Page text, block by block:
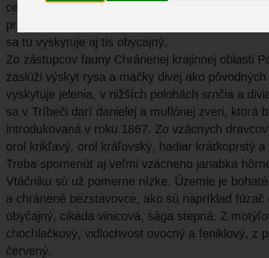
cesnačkovitá, kamzičník rakúsky, chlpana
prilbica moldavská a pozoruhodný výskyt má
sa tu vyskytuje aj tis obycajný.
Zo zástupcov fauny Chránenej krajinnej oblasti
zaslúži výskyt rysa a mačky divej ako
vyskytuje jelenia, v nižších polohách srnčia a
sa v Tríbeči darí danielej a muflónej zveri, ktorá
introdukovaná v roku 1867. Zo vzácnych
orol krikľavý, orol kráľovský, hadiar krátkoprstý a
Treba spomenút aj veľmi vzácneho jariabka
Vtáčniku sú už pomerne nízke. Územie je
a chránené bezstavovce, ako sú napríklad
obyčajný, cikáda vinicová, sága stepná. Z
chochlačkový, vidlochvost ovocný a feniklový, z
červený.